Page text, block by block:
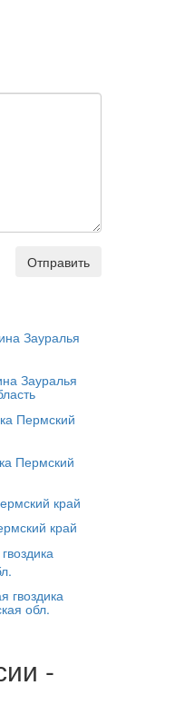
Отправить
Зауралья
Пермский
край
гвоздика
обл.
-